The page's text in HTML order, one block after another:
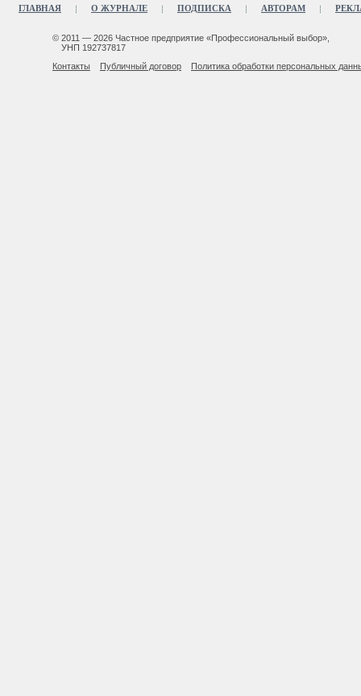
ГЛАВНАЯ О ЖУРНАЛЕ ПОДПИСКА АВТОРАМ
© 2011 — 2026 Частное предприятие «Профессиональный выбор»,
УНП 192737817
Контакты
Публичный договор Политика обработки персональных